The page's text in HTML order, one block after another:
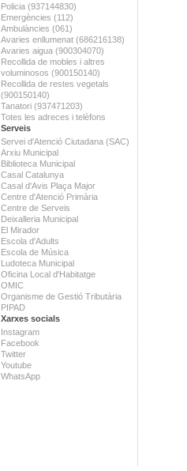
Policia (937144830)
Emergències (112)
Ambulàncies (061)
Avaries enllumenat (686216138)
Avaries aigua (900304070)
Recollida de mobles i altres
voluminosos (900150140)
Recollida de restes vegetals
(900150140)
Tanatori (937471203)
Totes les adreces i telèfons
Serveis
Servei d'Atenció Ciutadana (SAC)
Arxiu Municipal
Biblioteca Municipal
Casal Catalunya
Casal d'Avis Plaça Major
Centre d'Atenció Primària
Centre de Serveis
Deixalleria Municipal
El Mirador
Escola d'Adults
Escola de Música
Ludoteca Municipal
Oficina Local d'Habitatge
OMIC
Organisme de Gestió Tributària
PIPAD
Xarxes socials
Instagram
Facebook
Twitter
Youtube
WhatsApp